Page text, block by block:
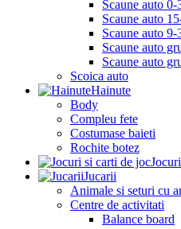
Scaune auto
Scaune auto
Scaune auto
Scaune auto
Scaune auto
Scoica auto
Hainute
Body
Compleu fete
Costumase baieti
Rochite botez
Jucarii
Animale si seturi cu
Centre de activitati
Balance board